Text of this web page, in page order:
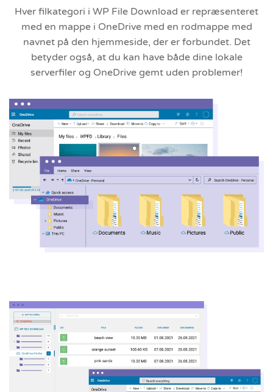
Hver filkategori i WP File Download er repræsenteret
med en mappe i OneDrive med en rodmappe med
navnet på den hjemmeside, der er forbundet. Det
betyder også, at du kan have både dine lokale
serverfiler og OneDrive gemt uden problemer!